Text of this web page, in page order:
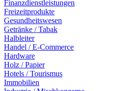
Finanzdienstleistungen
Freizeitprodukte
Gesundheitswesen
Getränke / Tabak
Halbleiter
Handel / E-Commerce
Hardware
Holz / Papier
Hotels / Tourismus
Immobilien